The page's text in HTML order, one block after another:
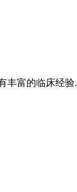
丰富的临床经验